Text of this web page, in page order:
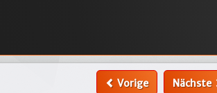
Vorige Nächste